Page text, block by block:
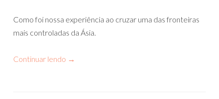
Como foi nossa experiência ao cruzar uma das fronteiras
mais controladas da Ásia.
Continuar lendo →